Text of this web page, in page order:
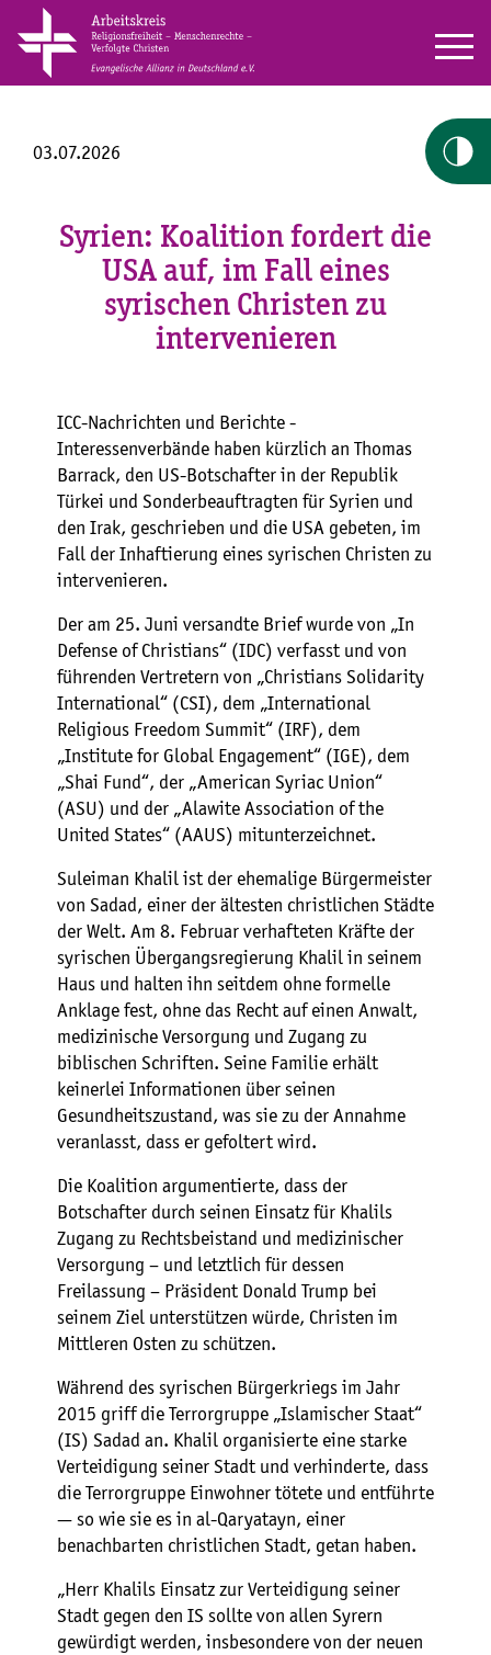
03.07.2026
Syrien: Koalition fordert die
USA auf, im Fall eines
syrischen Christen zu
intervenieren
ICC-Nachrichten und Berichte -
Interessenverbände haben kürzlich an Thomas
Barrack, den US-Botschafter in der Republik
Türkei und Sonderbeauftragten für Syrien und
den Irak, geschrieben und die USA gebeten, im
Fall der Inhaftierung eines syrischen Christen zu
intervenieren.
Der am 25. Juni versandte Brief wurde von „In
Defense of Christians“ (IDC) verfasst und von
führenden Vertretern von „Christians Solidarity
International“ (CSI), dem „International
Religious Freedom Summit“ (IRF), dem
„Institute for Global Engagement“ (IGE), dem
„Shai Fund“, der „American Syriac Union“
(ASU) und der „Alawite Association of the
United States“ (AAUS) mitunterzeichnet.
Suleiman Khalil ist der ehemalige Bürgermeister
von Sadad, einer der ältesten christlichen Städte
der Welt. Am 8. Februar verhafteten Kräfte der
syrischen Übergangsregierung Khalil in seinem
Haus und halten ihn seitdem ohne formelle
Anklage fest, ohne das Recht auf einen Anwalt,
medizinische Versorgung und Zugang zu
biblischen Schriften. Seine Familie erhält
keinerlei Informationen über seinen
Gesundheitszustand, was sie zu der Annahme
veranlasst, dass er gefoltert wird.
Die Koalition argumentierte, dass der
Botschafter durch seinen Einsatz für Khalils
Zugang zu Rechtsbeistand und medizinischer
Versorgung – und letztlich für dessen
Freilassung – Präsident Donald Trump bei
seinem Ziel unterstützen würde, Christen im
Mittleren Osten zu schützen.
Während des syrischen Bürgerkriegs im Jahr
2015 griff die Terrorgruppe „Islamischer Staat“
(IS) Sadad an. Khalil organisierte eine starke
Verteidigung seiner Stadt und verhinderte, dass
die Terrorgruppe Einwohner tötete und entführte
— so wie sie es in al-Qaryatayn, einer
benachbarten christlichen Stadt, getan haben.
„Herr Khalils Einsatz zur Verteidigung seiner
Stadt gegen den IS sollte von allen Syrern
gewürdigt werden, insbesondere von der neuen